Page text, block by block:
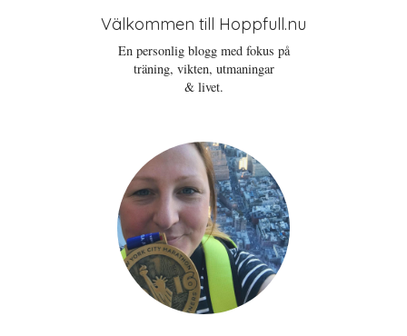
Välkommen till Hoppfull.nu
En personlig blogg med fokus på
träning, vikten, utmaningar
& livet.